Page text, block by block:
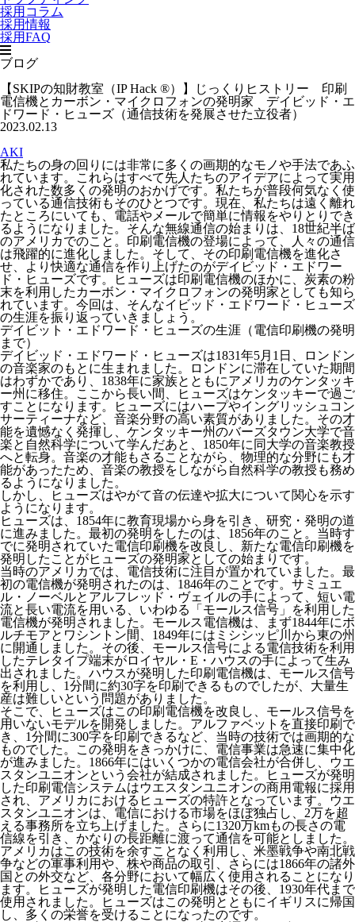
採用コラム
採用情報
採用FAQ
ブログ
【SKIPの知財教室（IP Hack ®）】じっくりヒストリー 印刷
電信機とカーボン・マイクロフォンの発明家 デイビッド・エ
ドワード・ヒューズ（通信技術を発展させた立役者）
2023.02.13
AKI
私たちの身の回りには非常に多くの画期的なモノや手法であふ
れています。これらはすべて先人たちのアイデアによって実用
化された数多くの発明のおかげです。私たちが普段何気なく使
っている通信技術もそのひとつです。現在、私たちは遠く離れ
たところにいても、電話やメールで簡単に情報をやりとりでき
るようになりました。そんな無線通信の始まりは、18世紀半ば
のアメリカでのこと。印刷電信機の登場によって、人々の通信
は飛躍的に進化しました。そして、その印刷電信機を進化さ
せ、より快適な通信を作り上げたのがデイビッド・エドワー
ド・ヒューズです。ヒューズは印刷電信機のほかに、炭素の粉
末を利用したカーボン・マイクロフォンの発明家としても知ら
れています。今回は、そんなイビッド・エドワード・ヒューズ
の生涯を振り返っていきましょう。
デイビット・エドワード・ヒューズの生涯（電信印刷機の発明
まで）
デイビッド・エドワード・ヒューズは1831年5月1日、ロンドン
の音楽家のもとに生まれました。ロンドンに滞在していた期間
はわずかであり、1838年に家族とともにアメリカのケンタッキ
ー州に移住。ここから長い間、ヒューズはケンタッキーで過ご
すことになります。ヒューズにはハープやイングリッシュコン
サーティーナなど、音楽分野の高い素質がありました。その才
能を遺憾なく発揮し、ケンタッキー州のバーズタウン大学で音
楽と自然科学について学んだあと、1850年に同大学の音楽教授
へと転身。音楽の才能もさることながら、物理的な分野にも才
能があったため、音楽の教授をしながら自然科学の教授も務め
るようになりました。
しかし、ヒューズはやがて音の伝達や拡大について関心を示す
ようになります。
ヒューズは、1854年に教育現場から身を引き、研究・発明の道
に進みました。最初の発明をしたのは、1856年のこと。当時す
でに発明されていた電信印刷機を改良し、新たな電信印刷機を
発明したことがヒューズの発明家としての始まりです。
当時のアメリカでは、電信技術に注目が置かれていました。最
初の電信機が発明されたのは、1846年のことです。サミュエ
ル・ノーベルとアルフレッド・ヴェイルの手によって、短い電
流と長い電流を用いる、いわゆる「モールス信号」を利用した
電信機が発明されました。モールス電信機は、まず1844年にボ
ルチモアとワシントン間、1849年にはミシシッピ川から東の州
に開通しました。その後、モールス信号による電信技術を利用
したテレタイプ端末がロイヤル・E・ハウスの手によって生み
出されました。ハウスが発明した印刷電信機は、モールス信号
を利用し、1分間に約30字を印刷できるものでしたが、大量生
産は難しいという問題がありました。
そこで、ヒューズはこの印刷電信機を改良し、モールス信号を
用いないモデルを開発しました。アルファベットを直接印刷で
き、1分間に300字を印刷できるなど、当時の技術では画期的な
ものでした。この発明をきっかけに、電信事業は急速に集中化
が進みました。1866年にはいくつかの電信会社が合併し、ウエ
スタンユニオンという会社が結成されました。ヒューズが発明
した印刷電信システムはウエスタンユニオンの商用電報に採用
され、アメリカにおけるヒューズの特許となっています。ウエ
スタンユニオンは、電信における市場をほぼ独占し、2万を超
える事務所を立ち上げました。さらに1320万kmもの長さの電
信線を引き、かなりの長距離に渡って通信を可能としました。
アメリカはこの技術を余すことなく利用し、米墨戦争や南北戦
争などの軍事利用や、株や商品の取引、さらには1866年の諸外
国との外交など、各分野において幅広く使用されることになり
ます。ヒューズが発明した電信印刷機はその後、1930年代まで
使用されました。ヒューズはこの発明とともにイギリスに帰国
し、多くの栄誉を受けることになったのです。